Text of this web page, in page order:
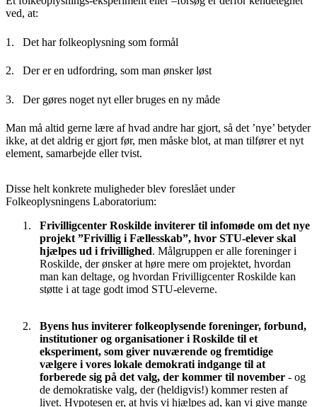
ved, at:
1. Det har folkeoplysning som formål
2. Der er en udfordring, som man ønsker løst
3. Der gøres noget nyt eller bruges en ny måde
Man må altid gerne lære af hvad andre har gjort, så det ’nye’ betyder
ikke, at det aldrig er gjort før, men måske blot, at man tilfører et nyt
element, samarbejde eller tvist.
Disse helt konkrete muligheder blev foreslået under
Folkeoplysningens Laboratorium:
Frivilligcenter Roskilde inviterer til infomøde om det nye
projekt ”Frivillig i Fællesskab”, hvor STU-elever skal
hjælpes ud i frivillighed. Målgruppen er alle foreninger i
Roskilde, der ønsker at høre mere om projektet, hvordan
man kan deltage, og hvordan Frivilligcenter Roskilde kan
støtte i at tage godt imod STU-eleverne.
Byens hus inviterer folkeoplysende foreninger, forbund,
institutioner og organisationer i Roskilde til et
eksperiment, som giver nuværende og fremtidige
vælgere i vores lokale demokrati indgange til at
forberede sig på det valg, der kommer til november - og
de demokratiske valg, der (heldigvis!) kommer resten af
livet. Hypotesen er, at hvis vi hjælpes ad, kan vi give mange